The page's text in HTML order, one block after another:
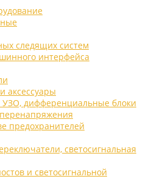
следящих систем
интерфейса
аксессуары
дифференциальные блоки
предохранителей
светосигнальная
и светосигнальной